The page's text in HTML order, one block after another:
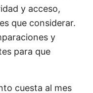
y acceso,
que considerar.
y
para que
cuesta al mes